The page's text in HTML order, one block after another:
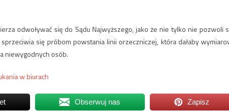
odwoływać się do Sądu Najwyższego, jako że nie tylko nie pozwoli
się próbom powstania linii orzeczniczej, która dałaby
niewygodnych osób.
w biurach
Obserwuj nas Zapisz